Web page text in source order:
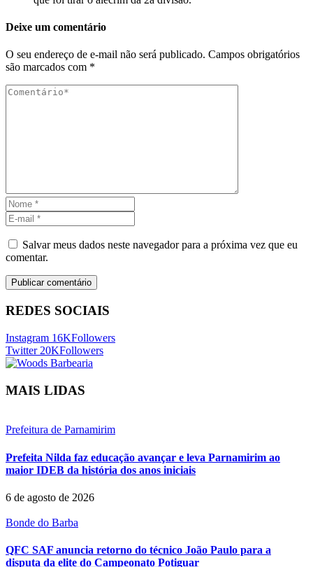
Deixe um comentário
O seu endereço de e-mail não será publicado. Campos obrigatórios
são marcados com *
Salvar meus dados neste navegador para a próxima vez que eu
comentar.
REDES SOCIAIS
Instagram 16KFollowers
Twitter 20KFollowers
MAIS LIDAS
Prefeitura de Parnamirim
Prefeita Nilda faz educação avançar e leva Parnamirim ao
maior IDEB da história dos anos iniciais
6 de agosto de 2026
Bonde do Barba
QFC SAF anuncia retorno do técnico João Paulo para a
disputa da elite do Campeonato Potiguar